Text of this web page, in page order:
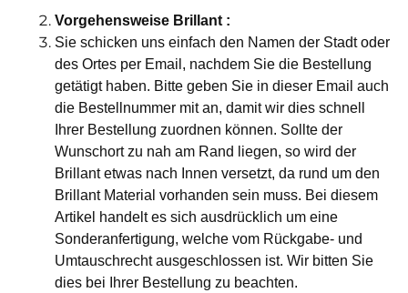
Vorgehensweise Brillant :
Sie schicken uns einfach den Namen der Stadt oder
des Ortes per Email, nachdem Sie die Bestellung
getätigt haben. Bitte geben Sie in dieser Email auch
die Bestellnummer mit an, damit wir dies schnell
Ihrer Bestellung zuordnen können. Sollte der
Wunschort zu nah am Rand liegen, so wird der
Brillant etwas nach Innen versetzt, da rund um den
Brillant Material vorhanden sein muss. Bei diesem
Artikel handelt es sich ausdrücklich um eine
Sonderanfertigung, welche vom Rückgabe- und
Umtauschrecht ausgeschlossen ist. Wir bitten Sie
dies bei Ihrer Bestellung zu beachten.